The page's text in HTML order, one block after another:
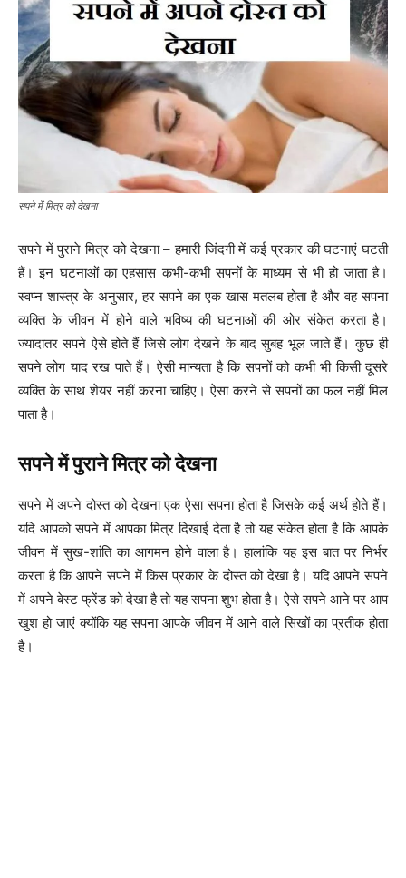
सपने में मित्र को देखना
सपने में पुराने मित्र को देखना – हमारी जिंदगी में कई प्रकार की घटनाएं घटती
हैं। इन घटनाओं का एहसास कभी-कभी सपनों के माध्यम से भी हो जाता है।
स्वप्न शास्त्र के अनुसार, हर सपने का एक खास मतलब होता है और वह सपना
व्यक्ति के जीवन में होने वाले भविष्य की घटनाओं की ओर संकेत करता है।
ज्यादातर सपने ऐसे होते हैं जिसे लोग देखने के बाद सुबह भूल जाते हैं। कुछ ही
सपने लोग याद रख पाते हैं। ऐसी मान्यता है कि सपनों को कभी भी किसी दूसरे
व्यक्ति के साथ शेयर नहीं करना चाहिए। ऐसा करने से सपनों का फल नहीं मिल
पाता है।
सपने में पुराने मित्र को देखना
सपने में अपने दोस्त को देखना एक ऐसा सपना होता है जिसके कई अर्थ होते हैं।
यदि आपको सपने में आपका मित्र दिखाई देता है तो यह संकेत होता है कि आपके
जीवन में सुख-शांति का आगमन होने वाला है। हालांकि यह इस बात पर निर्भर
करता है कि आपने सपने में किस प्रकार के दोस्त को देखा है। यदि आपने सपने
में अपने बेस्ट फ्रेंड को देखा है तो यह सपना शुभ होता है। ऐसे सपने आने पर आप
खुश हो जाएं क्योंकि यह सपना आपके जीवन में आने वाले सिखों का प्रतीक होता
है।